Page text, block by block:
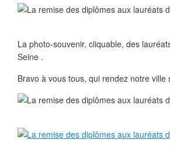
La photo-souvenir, cliquable, des
Seine .
Bravo à vous tous, qui rendez notre